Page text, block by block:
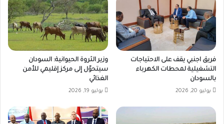
فريق اجنبي يقف على الاحتياجات
التشغيلية لمحطات الكهرباء
بالسودان
يوليو 20, 2026
وزير الثروة الحيوانية: السودان
سيتحوّل إلى مركز إقليمي للأمن
الغذائي
يوليو 19, 2026